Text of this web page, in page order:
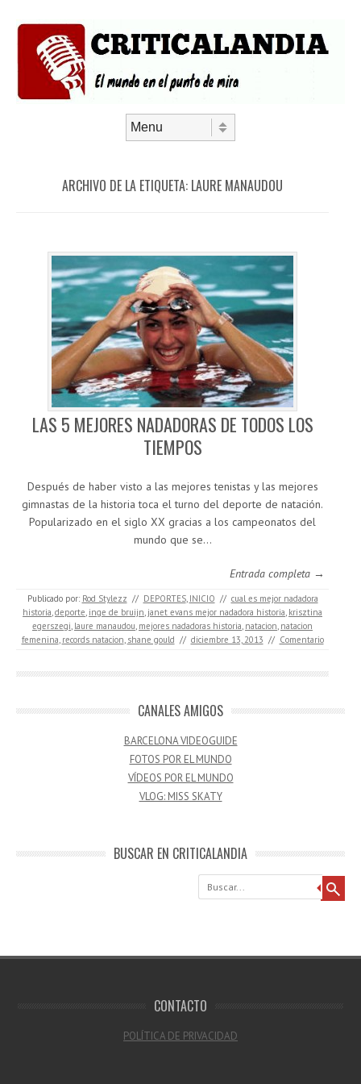
ARCHIVO DE LA ETIQUETA: LAURE MANAUDOU
LAS 5 MEJORES NADADORAS DE TODOS LOS
TIEMPOS
Después de haber visto a las mejores tenistas y las mejores
gimnastas de la historia toca el turno del deporte de natación.
Popularizado en el siglo XX gracias a los campeonatos del
mundo que se…
Entrada completa →
Publicado por: Rod Stylezz // DEPORTES, INICIO // cual es mejor nadadora
historia,deporte, inge de bruijn, janet evans mejor nadadora historia, krisztina
egerszegi, laure manaudou, mejores nadadoras historia, natacion, natacion
femenina, records natacion, shane gould // diciembre 13, 2013 // Comentario
CANALES AMIGOS
BARCELONA VIDEOGUIDE
FOTOS POR EL MUNDO
VÍDEOS POR EL MUNDO
VLOG: MISS SKATY
BUSCAR EN CRITICALANDIA
Buscar
CONTACTO
POLÍTICA DE PRIVACIDAD